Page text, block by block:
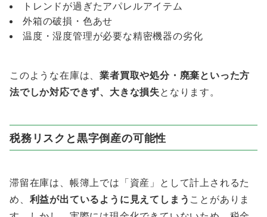
トレンドが過ぎたアパレルアイテム
外箱の破損・色あせ
温度・湿度管理が必要な精密機器の劣化
このような在庫は、業者買取や処分・廃棄といった方
法でしか対応できず、大きな損失となります。
税務リスクと黒字倒産の可能性
滞留在庫は、帳簿上では「資産」として計上されるた
め、 利益が出ているように見えてしまう ことがありま